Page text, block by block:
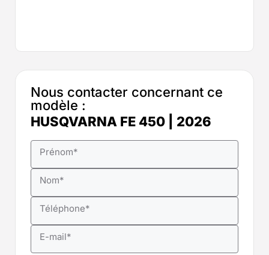
Nous contacter concernant ce
modèle :
HUSQVARNA FE 450 | 2026
Prénom*
Nom*
Téléphone*
E-mail*